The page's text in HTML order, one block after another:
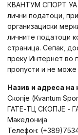
КВАНТУМ СПОРТ УА
лични податоци,
организациски
личните податоци
страница. Сепак,
преку Интернет во
пропусти и не може
Назив и адреса на
Скопје (Kvantum
ГАТЕ-ТЦ СКОПЈЕ -
Македонија
Телефон: